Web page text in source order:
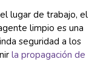
lugar de trabajo, el
limpio es una
seguridad a los
la propagación de